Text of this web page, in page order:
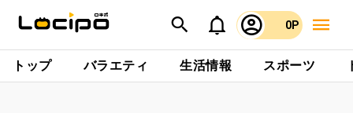
0P
トップ バラエティ 生活情報 スポーツ